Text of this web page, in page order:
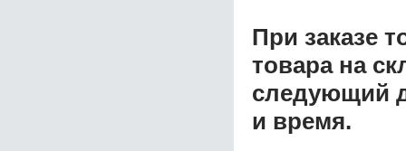
При заказе
товара на
следующий
и время.